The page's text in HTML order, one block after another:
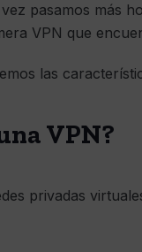
pasamos más
VPN que
las
VPN?
privadas